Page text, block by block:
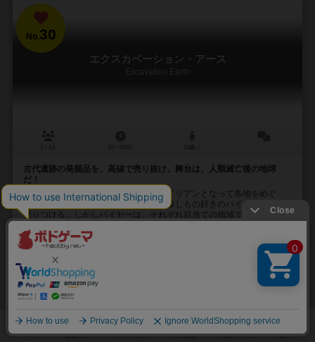
No.30
エクスカベーション・アース
Excavation Earth
古代遺跡の発掘品を、高値で売り抜け。舞台は、人類滅亡後の地球
だ！
人類滅亡後の地球。プレイヤーはエイリアンとなって各地をめぐ
り、人類の残した物品を発掘しては、珍しもの好きのバイヤーたちに
売りつける。しかしバイヤーは、それぞれ目当ての地域で...
28
興味あり
25
持ってる
通販の取り扱いがありません